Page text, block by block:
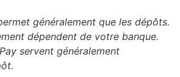
généralement que les dépôts.
dépendent de votre banque.
servent généralement